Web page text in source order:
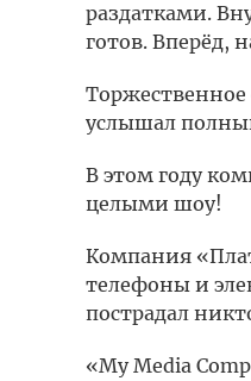
раздатками.
готов. Вперёд,
услышал
В этом году
целыми шоу!
Компания
телефоны и
пострадал
«My Media